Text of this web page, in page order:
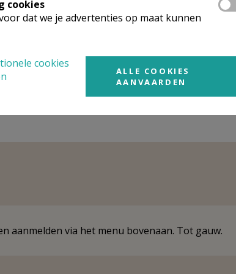
kunnen worden, via sociale media en door politici.
grote obsessies van onze tijd: waarheid en identiteit. In een heldere
meer versplinterd is, waarin iedereen op zoek is naar iets groters
gepolariseerde wereld.
aanmelden via het menu bovenaan. Tot gauw.
cookies
dat we je advertenties op maat kunnen
cookies
ALLE COOKIES
AANVAARDEN